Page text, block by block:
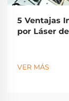
5 Ventajas
por Láser
VER MÁS